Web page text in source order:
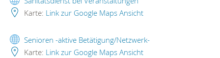
Karte: Link zur Google Maps Ansicht
Senioren -aktive Betätigung/Netzwerk-
Karte: Link zur Google Maps Ansicht